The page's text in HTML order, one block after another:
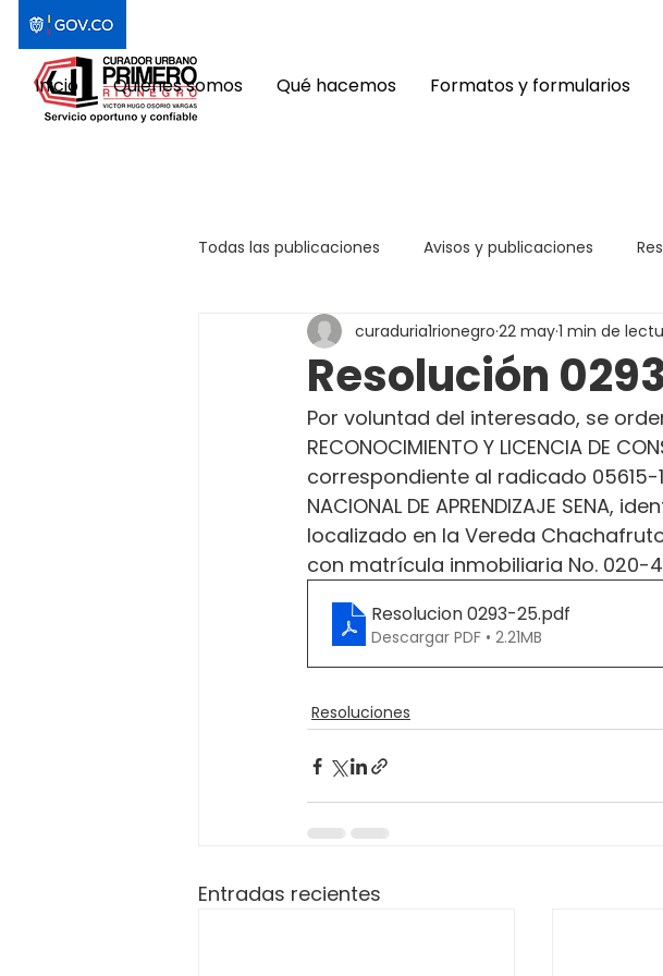
Inicio Quiénes somos Qué hacemos Formatos y formularios
Todas las publicaciones Avisos y publicaciones
Resolución
curaduria1rionegro 22 may1 min de
Por voluntad del interesado, se
RECONOCIMIENTO Y LICENCIA DE
correspondiente al radicado 05615-
NACIONAL DE APRENDIZAJE
localizado en la Vereda
con matrícula inmobiliaria No. 020-
Resolucion 0293-25.pdf
Descargar PDF • 2.21MB
Resoluciones
Entradas recientes